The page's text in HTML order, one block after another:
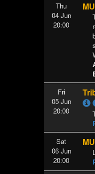
Thu
04 Jun
20:00
Fri
05 Jun
20:00
Sat
06 Jun
20:00